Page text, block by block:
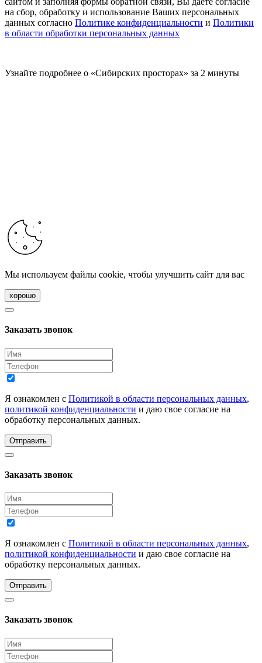
на сбор, обработку и использование Ваших персональных
данных согласно Политике конфиденциальности и Политики
в области обработки персональных данных
Узнайте подробнее о «Сибирских просторах» за 2 минуты
Мы используем файлы cookie, чтобы улучшить сайт для вас
хорошо
Заказать звонок
Я ознакомлен с Политикой в области персональных данных,
политикой конфиденциальности и даю свое согласие на
обработку персональных данных.
Отправить
Заказать звонок
Я ознакомлен с Политикой в области персональных данных,
политикой конфиденциальности и даю свое согласие на
обработку персональных данных.
Отправить
Заказать звонок